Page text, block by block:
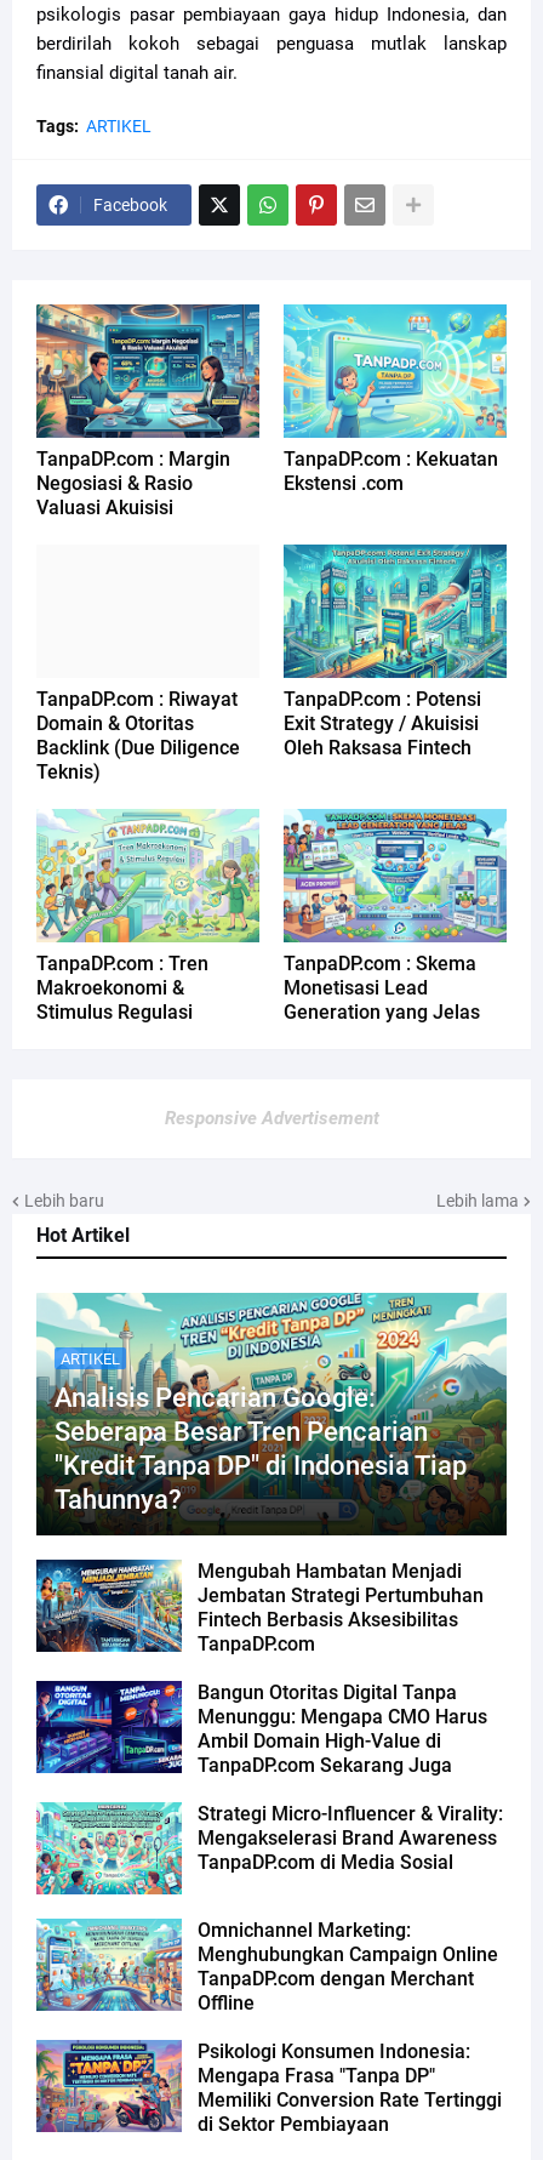
Hot Artikel
ARTIKEL
Analisis Pencarian Google:
Seberapa Besar Tren Pencarian
"Kredit Tanpa DP" di Indonesia Tiap
Tahunnya?
Mengubah Hambatan Menjadi
Jembatan Strategi Pertumbuhan
Fintech Berbasis Aksesibilitas
TanpaDP.com
Bangun Otoritas Digital Tanpa
Menunggu: Mengapa CMO Harus
Ambil Domain High-Value di
TanpaDP.com Sekarang Juga
Strategi Micro-Influencer & Virality:
Mengakselerasi Brand Awareness
TanpaDP.com di Media Sosial
Omnichannel Marketing:
Menghubungkan Campaign Online
TanpaDP.com dengan Merchant
Offline
Psikologi Konsumen Indonesia:
Mengapa Frasa "Tanpa DP"
Memiliki Conversion Rate Tertinggi
di Sektor Pembiayaan
psikologis pasar pembiayaan gaya hidup Indonesia, dan
berdirilah kokoh sebagai penguasa mutlak lanskap
finansial digital tanah air.
Tags: ARTIKEL
Facebook
TanpaDP.com : Margin
Negosiasi & Rasio
Valuasi Akuisisi
TanpaDP.com : Kekuatan
Ekstensi .com
TanpaDP.com : Riwayat
Domain & Otoritas
Backlink (Due Diligence
Teknis)
TanpaDP.com : Potensi
Exit Strategy / Akuisisi
Oleh Raksasa Fintech
TanpaDP.com : Tren
Makroekonomi &
Stimulus Regulasi
TanpaDP.com : Skema
Monetisasi Lead
Generation yang Jelas
Responsive Advertisement
Lebih baru Lebih lama